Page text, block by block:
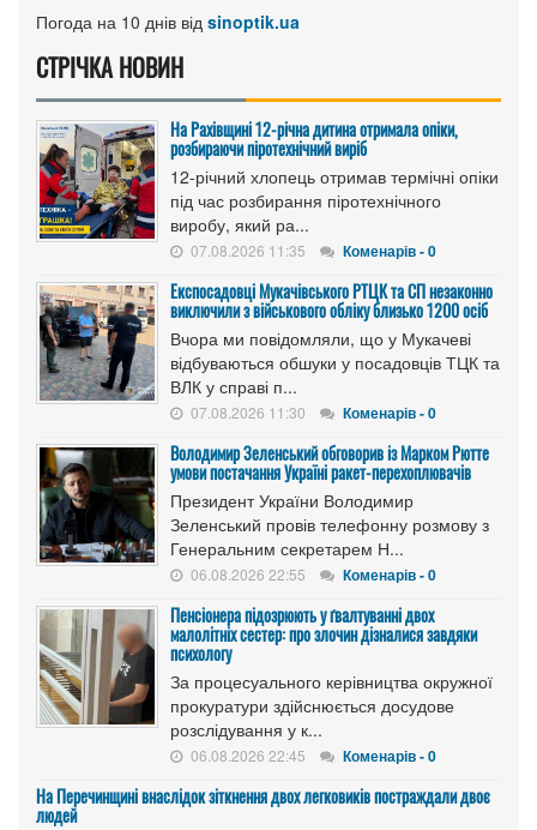
Погода на 10 днів від sinoptik.ua
СТРІЧКА НОВИН
На Рахівщині 12-річна дитина отримала опіки,
розбираючи піротехнічний виріб
12-річний хлопець отримав термічні опіки
під час розбирання піротехнічного
виробу, який ра...
07.08.2026 11:35 Коменарів - 0
Експосадовці Мукачівського РТЦК та СП незаконно
виключили з військового обліку близько 1200 осіб
Вчора ми повідомляли, що у Мукачеві
відбуваються обшуки у посадовців ТЦК та
ВЛК у справі п...
07.08.2026 11:30 Коменарів - 0
Володимир Зеленський обговорив із Марком Рютте
умови постачання Україні ракет-перехоплювачів
Президент України Володимир
Зеленський провів телефонну розмову з
Генеральним секретарем Н...
06.08.2026 22:55 Коменарів - 0
Пенсіонера підозрюють у ґвалтуванні двох
малолітніх сестер: про злочин дізналися завдяки
психологу
За процесуального керівництва окружної
прокуратури здійснюється досудове
розслідування у к...
06.08.2026 22:45 Коменарів - 0
На Перечинщині внаслідок зіткнення двох легковиків постраждали двоє
людей